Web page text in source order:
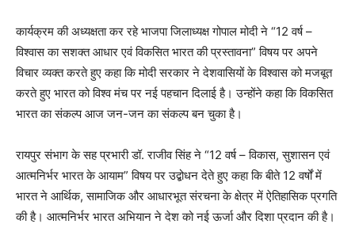
कार्यक्रम की अध्यक्षता कर रहे भाजपा जिलाध्यक्ष गोपाल मोदी ने “12 वर्ष –
विश्वास का सशक्त आधार एवं विकसित भारत की प्रस्तावना” विषय पर अपने
विचार व्यक्त करते हुए कहा कि मोदी सरकार ने देशवासियों के विश्वास को मजबूत
करते हुए भारत को विश्व मंच पर नई पहचान दिलाई है। उन्होंने कहा कि विकसित
भारत का संकल्प आज जन-जन का संकल्प बन चुका है।
रायपुर संभाग के सह प्रभारी डॉ. राजीव सिंह ने “12 वर्ष – विकास, सुशासन एवं
आत्मनिर्भर भारत के आयाम” विषय पर उद्बोधन देते हुए कहा कि बीते 12 वर्षों में
भारत ने आर्थिक, सामाजिक और आधारभूत संरचना के क्षेत्र में ऐतिहासिक प्रगति
की है। आत्मनिर्भर भारत अभियान ने देश को नई ऊर्जा और दिशा प्रदान की है।